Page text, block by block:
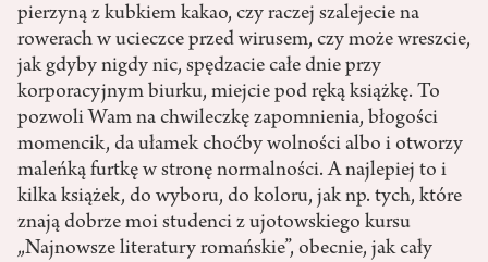
pierzyną z kubkiem kakao, czy raczej szalejecie na
rowerach w ucieczce przed wirusem, czy może wreszcie,
jak gdyby nigdy nic, spędzacie całe dnie przy
korporacyjnym biurku, miejcie pod ręką książkę. To
pozwoli Wam na chwileczkę zapomnienia, błogości
momencik, da ułamek choćby wolności albo i otworzy
maleńką furtkę w stronę normalności. A najlepiej to i
kilka książek, do wyboru, do koloru, jak np. tych, które
znają dobrze moi studenci z ujotowskiego kursu
„Najnowsze literatury romańskie”, obecnie, jak cały